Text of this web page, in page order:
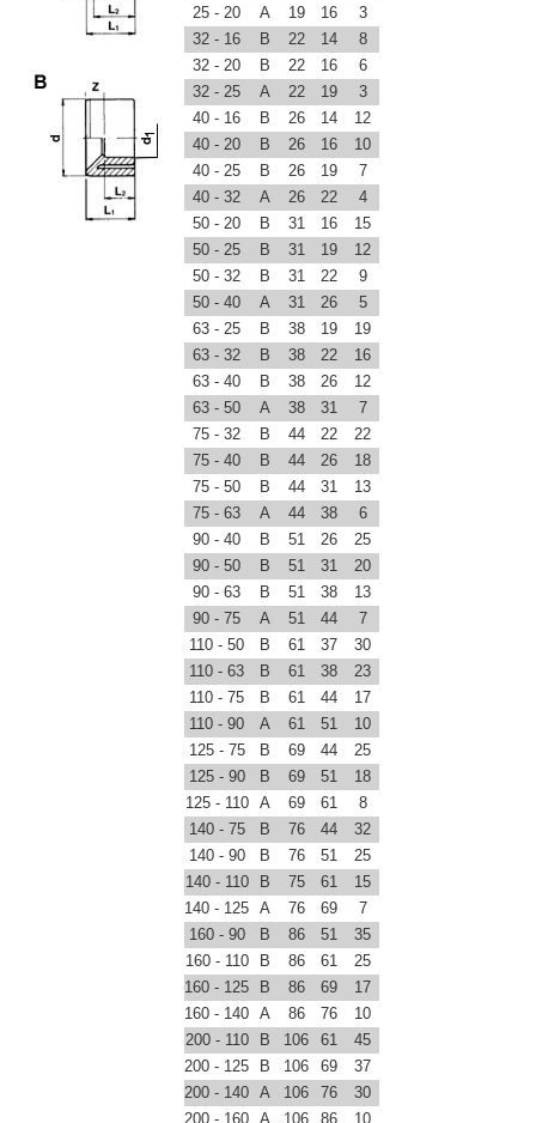
25 - 20
A 19 16
3
32 - 16
B 22 14
8
32 - 20
B 22 16
6
32 - 25
A 22 19
3
40 - 16
B 26 14
12
40 - 20
B 26 16
10
40 - 25
B 26 19
7
40 - 32
A 26 22
4
50 - 20
B 31 16
15
50 - 25
B 31 19
12
50 - 32
B 31 22
9
50 - 40
A 31 26
5
63 - 25
B 38 19
19
63 - 32
B 38 22
16
63 - 40
B 38 26
12
63 - 50
A 38 31
7
75 - 32
B 44 22
22
75 - 40
B 44 26
18
75 - 50
B 44 31
13
75 - 63
A 44 38
6
90 - 40
B 51 26
25
90 - 50
B 51 31
20
90 - 63
B 51 38
13
90 - 75
A 51 44
7
110 - 50
B 61 37
30
110 - 63
B 61 38
23
110 - 75
B 61 44
17
110 - 90
A 61 51
10
125 - 75
B 69 44
25
125 - 90
B 69 51
18
125 - 110
A 69 61
8
140 - 75
B 76 44
32
140 - 90
B 76 51
25
140 - 110
B 75 61
15
140 - 125 A 76 69
7
160 - 90
B 86 51
35
160 - 110
B 86 61
25
160 - 125
B 86 69
17
160 - 140 A 86 76
10
200 - 110
B 106 61
45
200 - 125
B 106 69
37
200 - 140 A 106 76
30
200 - 160 A 106 86 10